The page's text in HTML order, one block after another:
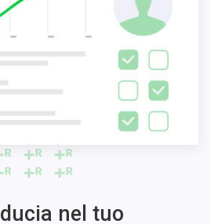
nel tuo